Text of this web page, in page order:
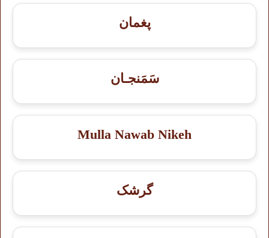
پغمان
سَمَنجـان
Mulla Nawab Nikeh
گرشک